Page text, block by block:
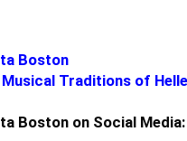
Boston
Traditions of
Boston on Social Media: